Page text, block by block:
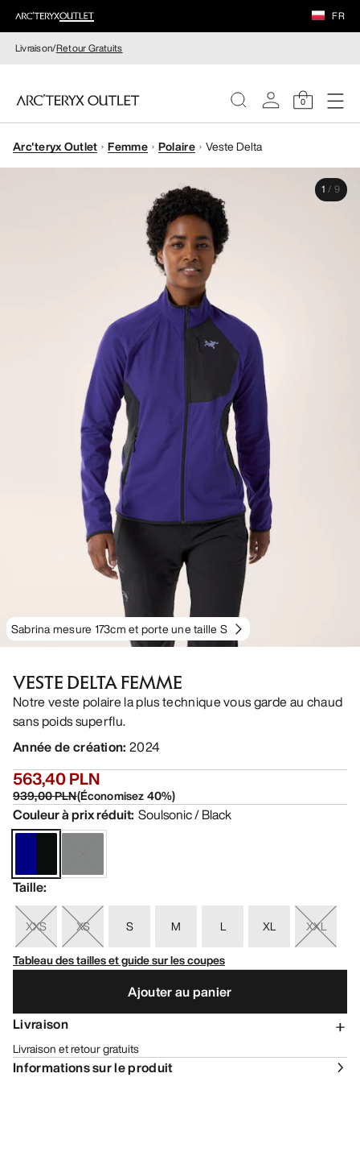
FR
Livraison/Retour Gratuits
0
FEMME
Arc'teryx Outlet Femme Polaire Veste Delta
Sabrina mesure 173cm et porte une taille S
1 / 9
VESTE DELTA FEMME
Notre veste polaire la plus technique vous garde au chaud
sans poids superflu.
Année de création: 2024
563,40 PLN
939,00 PLN(Économisez40%)
Couleur à prix réduit: Soulsonic / Black
Taille:
XXS XS S M L XL
XXL
Tableau des tailles et guide sur les coupes
Ajouter au panier
Livraison
Livraison et retour gratuits
Informations sur le produit